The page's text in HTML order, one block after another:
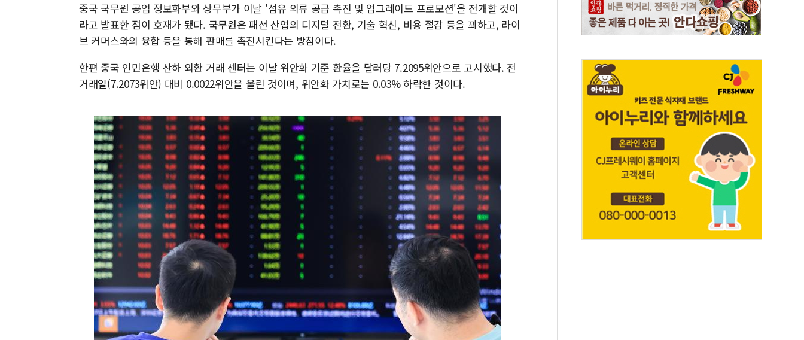
중국 국무원 공업 정보화부와 상무부가 이날 '섬유 의류 공급 촉진 및 업그레이드 프로모션'을 전개할 것이
라고 발표한 점이 호재가 됐다. 국무원은 패션 산업의 디지털 전환, 기술 혁신, 비용 절감 등을 꾀하고, 라이
브 커머스와의 융합 등을 통해 판매를 촉진시킨다는 방침이다.
한편 중국 인민은행 산하 외환 거래 센터는 이날 위안화 기준 환율을 달러당 7.2095위안으로 고시했다. 전
거래일(7.2073위안) 대비 0.0022위안을 올린 것이며, 위안화 가치로는 0.03% 하락한 것이다.